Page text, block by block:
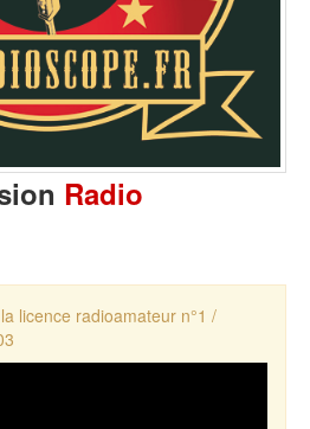
Radio
licence radioamateur n°1 /